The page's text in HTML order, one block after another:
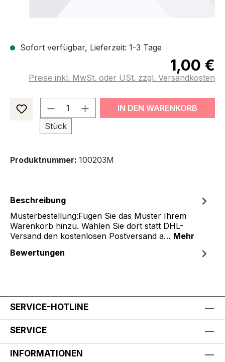
Sofort verfügbar, Lieferzeit: 1-3 Tage
1,00 €
Preise inkl. MwSt. oder USt. zzgl. Versandkosten
Produkt Anzahl: Gib den
Stück
IN DEN WARENKORB
Produktnummer: 100203M
Beschreibung
Musterbestellung:Fügen Sie das Muster Ihrem
Warenkorb hinzu. Wählen Sie dort statt DHL-
Versand den kostenlosen Postversand a… Mehr
Bewertungen
SERVICE-HOTLINE
SERVICE
INFORMATIONEN